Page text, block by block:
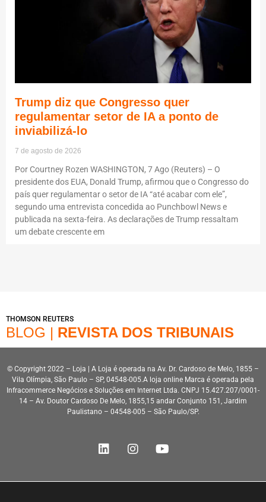
Trump diz que Congresso quer
regulamentar setor de IA a ponto de
inviabilizá-lo
7 de agosto de 2026
Por Courtney Rozen WASHINGTON, 7 Ago (Reuters) – O
presidente dos EUA, Donald Trump, afirmou que o Congresso do
país quer regulamentar o setor de IA “até acabar com ele”,
segundo uma entrevista concedida ao Punchbowl News e
publicada na sexta-feira. As declarações de Trump ressaltam
um debate crescente em
THOMSON REUTERS
BLOG | REVISTA DOS TRIBUNAIS
© Copyright 2022 – Loja | A Loja é operada na Av. Dr. Cardoso de Melo, 1855 –
Vila Olímpia, São Paulo – SP, 04548-005.A loja online Marca é operada pela
Infracommerce Negócios e Soluções em Internet Ltda. CNPJ 15.427.207/0001-
14 – Av. Doutor Cardoso De Melo, 1855,15 andar Conjunto 151, Jardim
Paulistano – 04548-005 – São Paulo/SP.